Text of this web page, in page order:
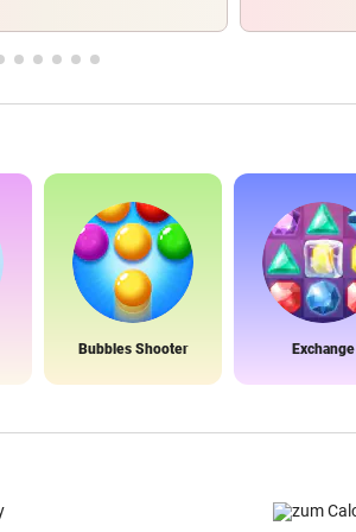
Bubbles Shooter Exchange